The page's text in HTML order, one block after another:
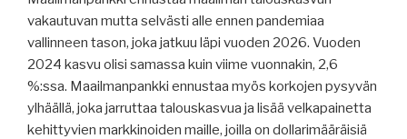
vakautuvan mutta selvästi alle ennen pandemiaa
vallinneen tason, joka jatkuu läpi vuoden 2026. Vuoden
2024 kasvu olisi samassa kuin viime vuonnakin, 2,6
%:ssa. Maailmanpankki ennustaa myös korkojen pysyvän
ylhäällä, joka jarruttaa talouskasvua ja lisää velkapainetta
kehittyvien markkinoiden maille, joilla on dollarimääräisiä